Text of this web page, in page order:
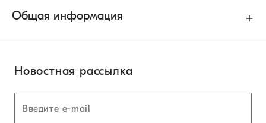
Общая информация
Новостная рассылка